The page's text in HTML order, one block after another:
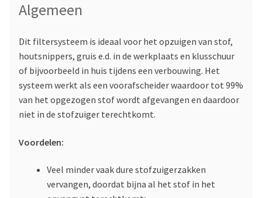
Algemeen
Dit filtersysteem is ideaal voor het opzuigen van stof,
houtsnippers, gruis e.d. in de werkplaats en klusschuur
of bijvoorbeeld in huis tijdens een verbouwing. Het
systeem werkt als een voorafscheider waardoor tot 99%
van het opgezogen stof wordt afgevangen en daardoor
niet in de stofzuiger terechtkomt.
Voordelen:
Veel minder vaak dure stofzuigerzakken
vervangen, doordat bijna al het stof in het